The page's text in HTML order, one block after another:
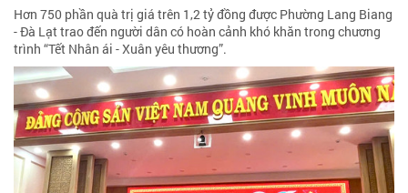
Hơn 750 phần quà trị giá trên 1,2 tỷ đồng được Phường Lang Biang
- Đà Lạt trao đến người dân có hoàn cảnh khó khăn trong chương
trình “Tết Nhân ái - Xuân yêu thương”.